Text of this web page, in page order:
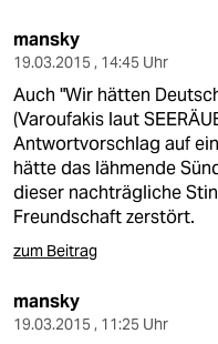
mansky
19.03.2015 , 14:45 Uhr
Auch "Wir hätten
(Varoufakis laut
Antwortvorschlag auf
hätte das lähmende
dieser nachträgliche
Freundschaft zerstört.
zum Beitrag
mansky
19.03.2015 , 11:25 Uhr